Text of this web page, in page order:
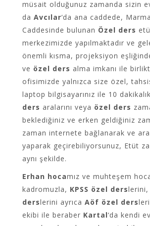
müsait olduğunuz zamanda sizin
da Avcılar‘da ana caddede,
Caddesinde bulunan Özel ders
merkezimizde yapılmaktadır ve
önemli kısma, projeksiyon
ve özel ders alma imkanı ile
ofisimizde yalnızca size özel,
laptop bilgisayarınız ile 10 dakikalık
ders aralarını veya özel ders
beklediğiniz ve erken geldiğiniz
zaman internete bağlanarak ve
yaparak geçirebiliyorsunuz, Etüt
aynı şekilde.
Erhan hocamız ve muhteşem
kadromuzla, KPSS özel derslerini,
derslerini ayrıca Aöf özel ders
ekibi ile beraber Kartal‘da kendi